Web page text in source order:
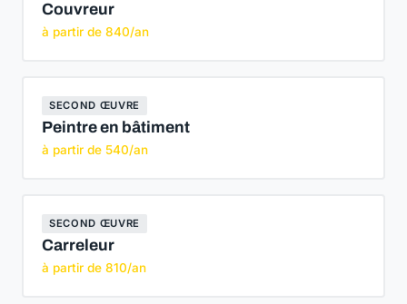
Couvreur
à partir de 840/an
SECOND ŒUVRE
Peintre en bâtiment
à partir de 540/an
SECOND ŒUVRE
Carreleur
à partir de 810/an